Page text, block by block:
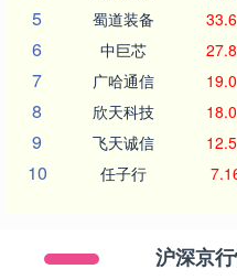
5 蜀道装备
6 中巨芯
7 广哈通信
8 欣天科技
9 飞天诚信
10 任子行
沪深京